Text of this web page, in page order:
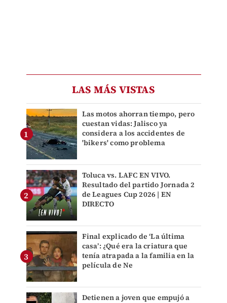
LAS MÁS VISTAS
Las motos ahorran tiempo, pero
cuestan vidas: Jalisco ya
considera a los accidentes de
'bikers' como problema
Toluca vs. LAFC EN VIVO.
Resultado del partido Jornada 2
de Leagues Cup 2026 | EN
DIRECTO
Final explicado de ‘La última
casa’: ¿Qué era la criatura que
tenía atrapada a la familia en la
película de Ne
Detienen a joven que empujó a